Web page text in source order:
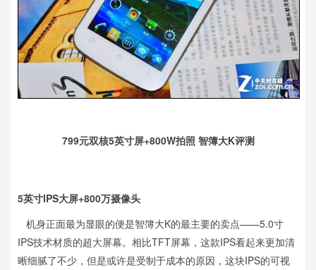
799元双核5英寸屏+800W拍照 智簿大K评测
5英寸IPS大屏+800万摄像头
机身正面最为显眼的便是智簿大K的最主要的卖点——5.0寸
IPS技术材质的超大屏幕。相比TFT屏幕，这款IPS看起来更加清
晰细腻了不少，但是或许是受制于成本的原因，这块IPS的可视